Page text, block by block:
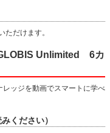
だけます。
Unlimited 6カ
ッジを動画でスマートに学べ
ください）